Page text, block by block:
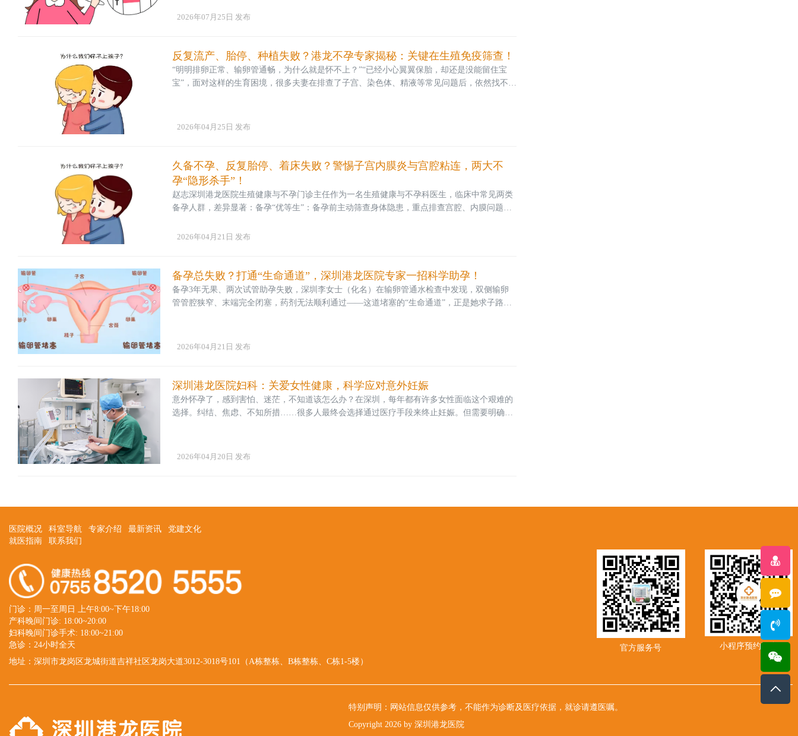
是最好的结果。倘若当下暂无生育规划，或是现实条
2026年07月25日 发布
反复流产、胎停、种植失败？港龙不孕专家揭秘：关键在生殖免疫筛查！
“明明排卵正常、输卵管通畅，为什么就是怀不上？”“已经小心翼翼保胎，却还是没能留住宝
宝”，面对这样的生育困境，很多夫妻在排查了子宫、染色体、精液等常见问题后，依然找不到
产与免疫紊乱相关。但免疫问题不是非
2026年04月25日 发布
久备不孕、反复胎停、着床失败？警惕子宫内膜炎与宫腔粘连，两大不
孕“隐形杀手”！
赵志深圳港龙医院生殖健康与不孕门诊主任作为一名生殖健康与不孕科医生，临床中常见两类
备孕人群，差异显著：备孕“优等生”：备孕前主动筛查身体隐患，重点排查宫腔、内膜问题，
胎停、反复着床失败、继发性不孕后才寻求专业帮助，不仅承受身心双重折磨，后续治疗难度
2026年04月21日 发布
备孕总失败？打通“生命通道”，深圳港龙医院专家一招科学助孕！
备孕3年无果、两次试管助孕失败，深圳李女士（化名）在输卵管通水检查中发现，双侧输卵
管管腔狭窄、末端完全闭塞，药剂无法顺利通过——这道堵塞的“生命通道”，正是她求子路上
一、备孕失败常见诱因：输卵管堵塞，藏着不孕核心真相对于深圳
2026年04月21日 发布
深圳港龙医院妇科：关爱女性健康，科学应对意外妊娠
意外怀孕了，感到害怕、迷茫，不知道该怎么办？在深圳，每年都有许多女性面临这个艰难的
选择。纠结、焦虑、不知所措……很多人最终会选择通过医疗手段来终止妊娠。但需要明确的
超半数为重复流产。面对“时机不对”的宝宝，更需要用科学、理性的方式
2026年04月20日 发布
医院概况 科室导航 专家介绍 最新资讯
党建文化
就医指南
联系我们
门诊：周一至周日 上午8:00~下午18:00
产科晚间门诊: 18:00~20:00
妇科晚间门诊手术: 18:00~21:00
急诊：24小时全天
地址：深圳市龙岗区龙城街道吉祥社区龙岗大道3012-3018号101（A栋整栋、B栋整栋、C栋1-5楼）
官方服务号 小程序预约平台
特别声明：网站信息仅供参考，不能作为诊断及医疗依据，就诊请遵医嘱。
Copyright 2026 by 深圳港龙医院